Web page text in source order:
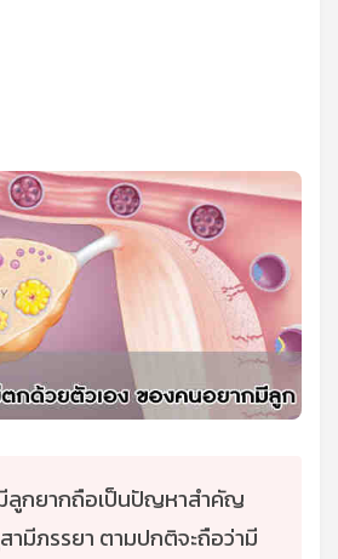
ลูกยากถือเป็นปัญหาสำคัญ
มีภรรยา ตามปกติจะถือว่ามี